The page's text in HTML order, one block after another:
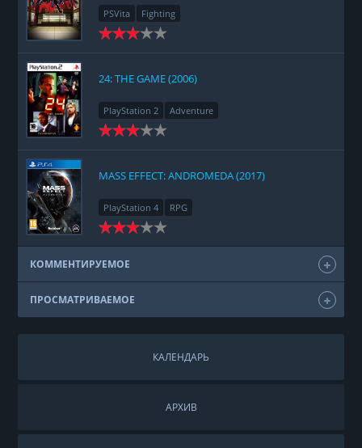
PSVita Fighting
24: THE GAME (2006)
PlayStation 2 Adventure
MASS EFFECT: ANDROMEDA (2017)
PlayStation 4 RPG
КОММЕНТИРУЕМОЕ
ПРОСМАТРИВАЕМОЕ
КАЛЕНДАРЬ
АРХИВ